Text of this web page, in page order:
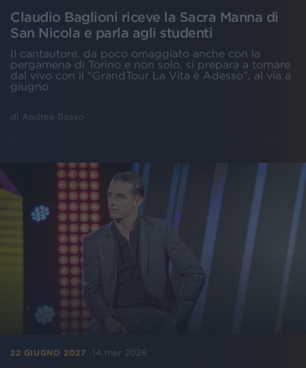
Claudio Baglioni riceve la Sacra Manna di
San Nicola e parla agli studenti
Il cantautore, da poco omaggiato anche con la
pergamena di Torino e non solo, si prepara a tornare
dal vivo con il “GrandTour La Vita è Adesso”, al via a
giugno
di Andrea Basso
22 GIUGNO 2027 14 mar 2026